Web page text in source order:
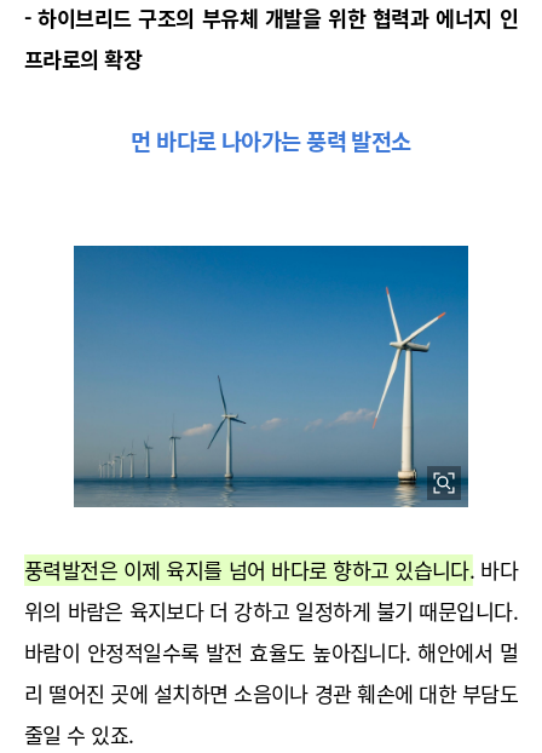
- 하이브리드 구조의 부유체 개발을 위한 협력과 에너지 인
프라로의 확장
먼 바다로 나아가는 풍력 발전소
풍력발전은 이제 육지를 넘어 바다로 향하고 있습니다. 바다
위의 바람은 육지보다 더 강하고 일정하게 불기 때문입니다.
바람이 안정적일수록 발전 효율도 높아집니다. 해안에서 멀
리 떨어진 곳에 설치하면 소음이나 경관 훼손에 대한 부담도
줄일 수 있죠.